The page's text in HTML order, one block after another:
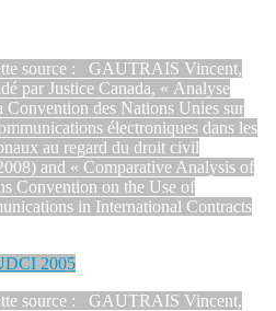
source : GAUTRAIS Vincent,
par Justice Canada, « Analyse
Convention des Nations Unies sur
électroniques dans les
au regard du droit civil
and « Comparative Analysis of
Convention on the Use of
in International Contracts
2005
source : GAUTRAIS Vincent,